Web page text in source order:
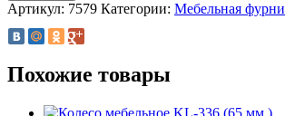
Артикул: 7579 Категории: Мебельная
Похожие товары